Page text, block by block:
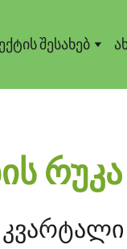
შესახებ
რუკა